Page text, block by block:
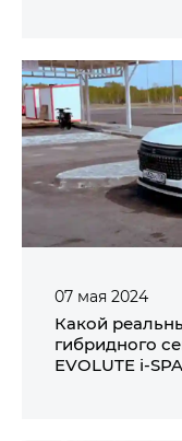
07 мая 2024
Какой
гибридного
EVOLUTE